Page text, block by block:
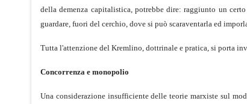
della demenza capitalistica, potrebbe dire: raggiunto un
guardare, fuori del cerchio, dove si può scaraventarla ed
Tutta l'attenzione del Kremlino, dottrinale e pratica, si porta
Concorrenza e monopolio
Una considerazione insufficiente delle teorie marxiste sul